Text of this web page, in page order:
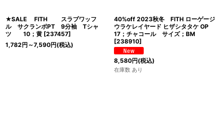
★SALE FITH スラブワッフ
ル サクランボPT 9分袖 Tシャ
ツ 10；黄 [237457]
1,782円 ～7,590円(税込)
40%off 2023秋冬 FITH ローゲージ
ウラケレイヤード ヒザシタタケ OP
17；チャコール サイズ；BM
[238910]
8,580円(税込)
在庫数 あり